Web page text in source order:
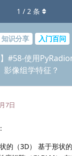
知识分享 入门百问
】#58-使用
影像组学特征？
1 / 2 条
7日
的（3D） 基于形状